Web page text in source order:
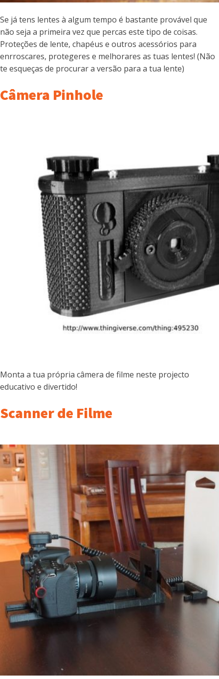
Se já tens lentes à algum tempo é bastante provável que
não seja a primeira vez que percas este tipo de coisas.
Proteções de lente, chapéus e outros acessórios para
enrroscares, protegeres e melhorares as tuas lentes! (Não
te esqueças de procurar a versão para a tua lente)
Câmera Pinhole
Monta a tua própria câmera de filme neste projecto
educativo e divertido!
Scanner de Filme